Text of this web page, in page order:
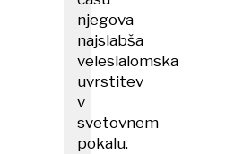
njegova
najslabša
veleslalomska
uvrstitev
v
svetovnem
pokalu.